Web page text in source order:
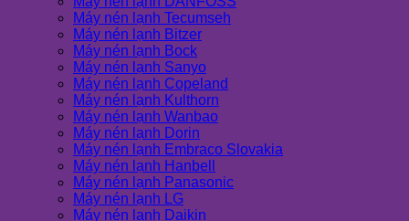
Máy nén lạnh Tecumseh
Máy nén lạnh Bitzer
Máy nén lạnh Bock
Máy nén lạnh Sanyo
Máy nén lạnh Copeland
Máy nén lạnh Kulthorn
Máy nén lạnh Wanbao
Máy nén lạnh Dorin
Máy nén lạnh Embraco Slovakia
Máy nén lạnh Hanbell
Máy nén lạnh Panasonic
Máy nén lạnh LG
Máy nén lạnh Daikin